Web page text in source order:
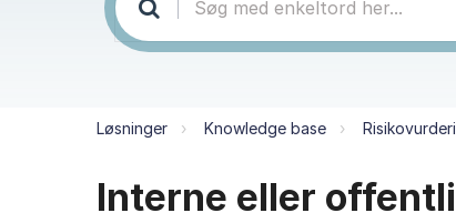
Løsninger Knowledge base
Interne eller